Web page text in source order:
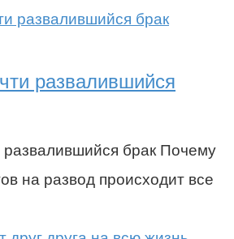
развалившийся
развалившийся брак Почему
на развод происходит все